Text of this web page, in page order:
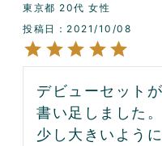
東京都 20代 女性
投稿日
2021/10/08
デビューセット
書い足しました。
少し大きいよう